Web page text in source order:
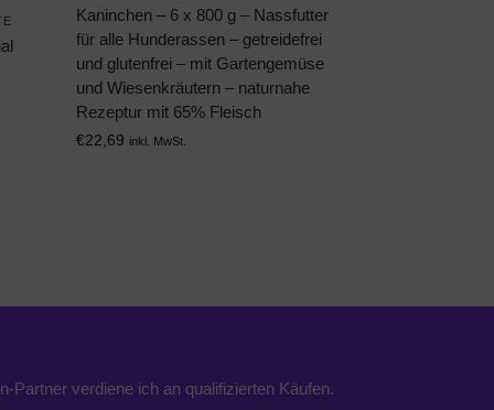
Kaninchen – 6 x 800 g – Nassfutter
für alle Hunderassen – getreidefrei
und glutenfrei – mit Gartengemüse
und Wiesenkräutern – naturnahe
Rezeptur mit 65% Fleisch
€22,69 inkl. MwSt.
Partner verdiene ich an qualifizierten Käufen.